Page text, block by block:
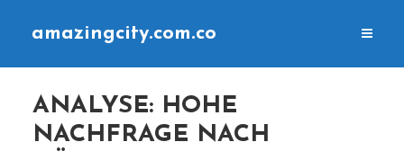
amazingcity.com.co
ANALYSE: HOHE
NACHFRAGE NACH